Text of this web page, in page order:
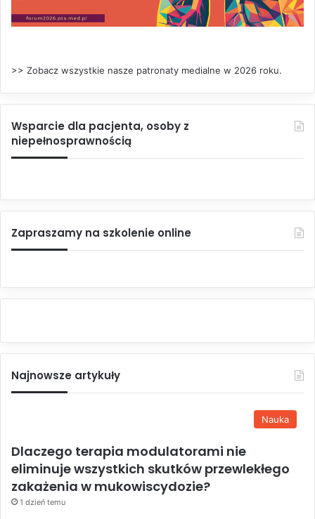
>> Zobacz wszystkie nasze patronaty medialne w 2026 roku.
Wsparcie dla pacjenta, osoby z
niepełnosprawnością
Zapraszamy na szkolenie online
Najnowsze artykuły
Nauka
Dlaczego terapia modulatorami nie
eliminuje wszystkich skutków przewlekłego
zakażenia w mukowiscydozie?
1 dzień temu